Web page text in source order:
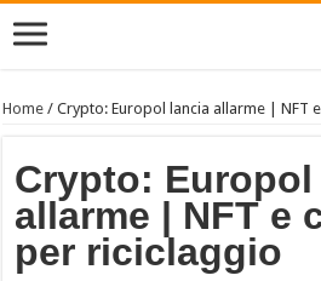
Home /Crypto: Europol lancia allarme | NFT
Crypto:
allarme | NFT e
per riciclaggio